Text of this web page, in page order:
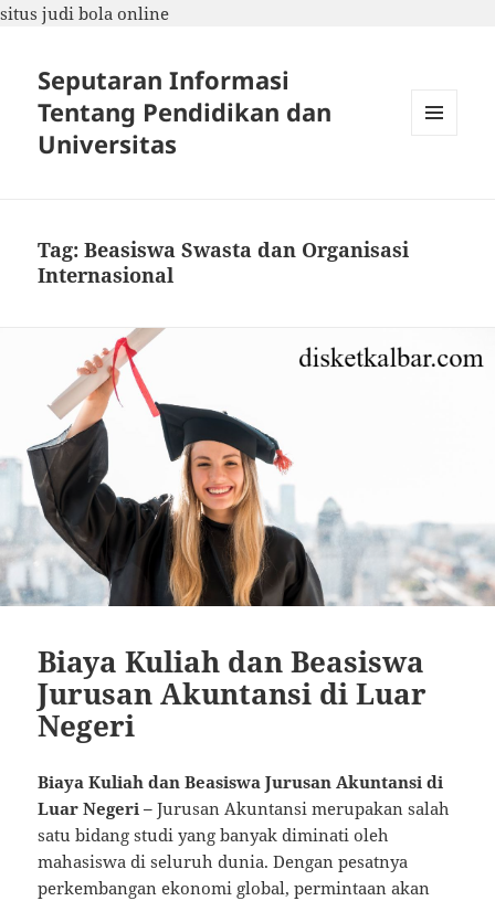
situs judi bola online
Seputaran Informasi
Tentang Pendidikan dan
Universitas
Tag:Beasiswa Swasta dan Organisasi
Internasional
Biaya Kuliah dan Beasiswa
Jurusan Akuntansi di Luar
Negeri
Biaya Kuliah dan Beasiswa Jurusan Akuntansi di
Luar Negeri –Jurusan Akuntansi merupakan salah
satu bidang studi yang banyak diminati oleh
mahasiswa di seluruh dunia. Dengan pesatnya
perkembangan ekonomi global, permintaan akan